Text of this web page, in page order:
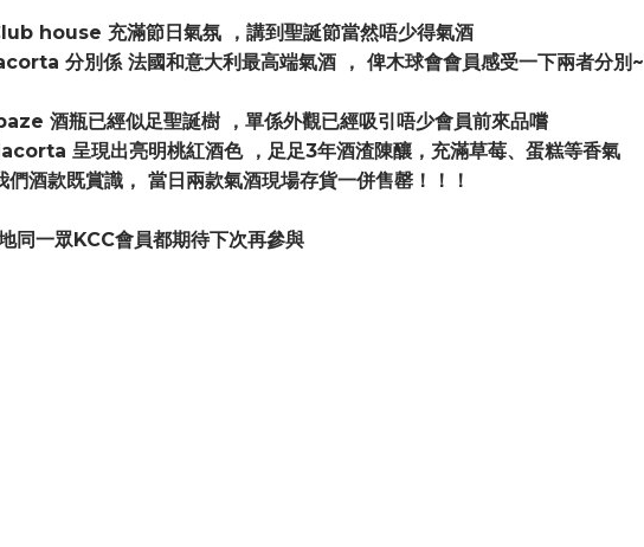
house 充滿節日氣氛 ，講到聖誕節當然唔少得氣酒
分別係 法國和意大利最高端氣酒 ， 俾木球會會員感受一下兩者分別~
酒瓶已經似足聖誕樹 ，單係外觀已經吸引唔少會員前來品嚐
呈現出亮明桃紅酒色 ，足足3年酒渣陳釀，充滿草莓、蛋糕等香氣
酒款既賞識， 當日兩款氣酒現場存貨一併售罄！！！
同一眾KCC會員都期待下次再參與